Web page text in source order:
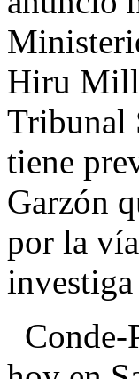
Hiru
Tribunal
tiene
Garzón
por la
Conde-